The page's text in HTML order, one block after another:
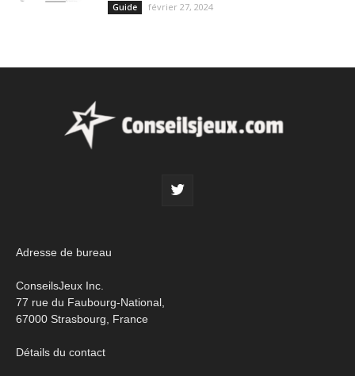
Guide février 27, 2024
Adresse de bureau
ConseilsJeux Inc.
77 rue du Faubourg-National,
67000 Strasbourg, France
Détails du contact